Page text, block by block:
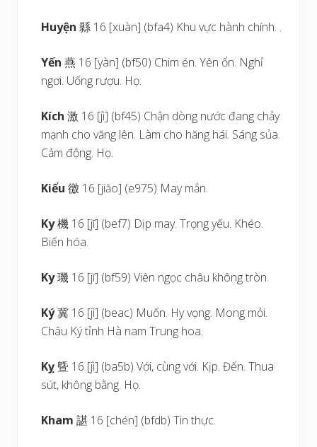
Huyện 縣 16 [xuàn] (bfa4) Khu vực hành chính. .
Yến燕 16 [yàn] (bf50) Chim én. Yên ổn. Nghỉ
ngơi. Uống rượu. Họ.
Kích激 16 [jì] (bf45) Chận dòng nước đang chảy
mạnh cho văng lên. Làm cho hăng hái. Sáng sủa.
Cảm động. Họ.
Kiểu 徼 16 [jiăo] (e975) May mắn.
Ky機 16 [jī] (bef7) Dịp may. Trọng yếu. Khéo.
Biến hóa.
Ky璣 16 [jī] (bf59) Viên ngọc châu không tròn.
Ký冀 16 [jì] (beac) Muốn. Hy vọng. Mong mỏi.
Châu Ký tỉnh Hà nam Trung hoa.
Kỵ 曁 16 [jì] (ba5b) Với, cùng với. Kịp. Đến. Thua
sút, không bằng. Họ.
Kham諶 16 [chén] (bfdb) Tin thực.